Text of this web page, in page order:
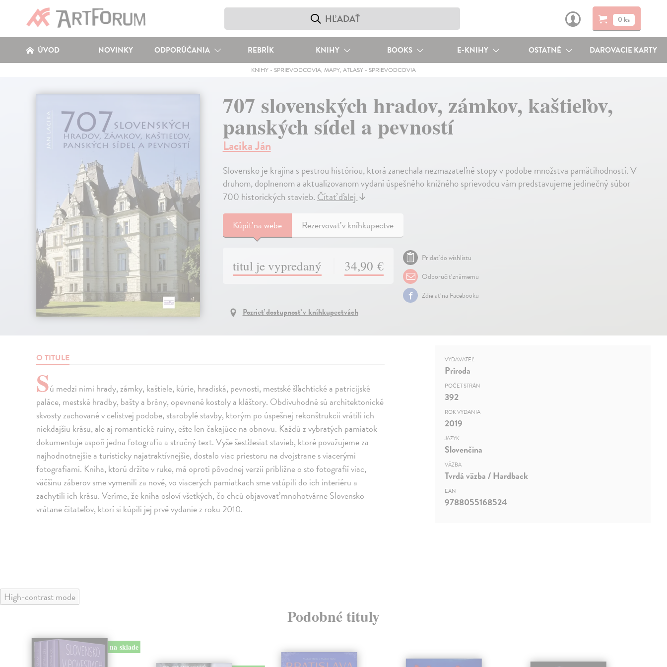
0 ks
ÚVOD NOVINKY ODPORÚČANIA REBRÍK KNIHY BOOKS E-KNIHY OSTATNÉ DAROVACIE KARTY
KNIHY- SPRIEVODCOVIA, MAPY, ATLASY- SPRIEVODCOVIA
707 slovenských hradov, zámkov, kaštieľov,
panských sídel a pevností
Lacika Ján
Slovensko je krajina s pestrou históriou, ktorá zanechala nezmazateľné stopy v podobe množstva pamätihodností. V
druhom, doplnenom a aktualizovanom vydaní úspešného knižného sprievodcu vám predstavujeme jedinečný súbor
700 historických stavieb.Čítať ďalej↓
Kúpiťna webe Rezervovať v kníhkupectve
titul je vypredaný 34,90 €
Pridať do wishlistu
Odporučiť známemu
Zdielať na Facebooku
Pozrieť dostupnosť v kníhkupectvách
O TITULE
Sú medzi nimi hrady, zámky, kaštiele, kúrie, hradiská, pevnosti, mestské šľachtické a patricijské
paláce, mestské hradby, bašty a brány, opevnené kostoly a kláštory. Obdivuhodné sú architektonické
skvosty zachované v celistvej podobe, starobylé stavby, ktorým po úspešnej rekonštrukcii vrátili ich
niekdajšiu krásu, ale aj romantické ruiny, ešte len čakajúce na obnovu. Každú z vybratých pamiatok
dokumentuje aspoň jedna fotografia a stručný text. Vyše šesťdesiat stavieb, ktoré považujeme za
najhodnotnejšie a turisticky najatraktívnejšie, dostalo viac priestoru na dvojstrane s viacerými
fotografiami. Kniha, ktorú držíte v ruke, má oproti pôvodnej verzii približne o sto fotografií viac,
väčšinu záberov sme vymenili za nové, vo viacerých pamiatkach sme vstúpili do ich interiéru a
zachytili ich krásu. Veríme, že kniha osloví všetkých, čo chcú objavovať mnohotvárne Slovensko
vrátane čitateľov, ktorí si kúpili jej prvé vydanie z roku 2010.
VYDAVATEĽ
Príroda
POČET STRÁN
392
ROK VYDANIA
2019
JAZYK
Slovenčina
VÄZBA
Tvrdá väzba / Hardback
EAN
9788055168524
High-contrast mode
Podobné tituly
na sklade